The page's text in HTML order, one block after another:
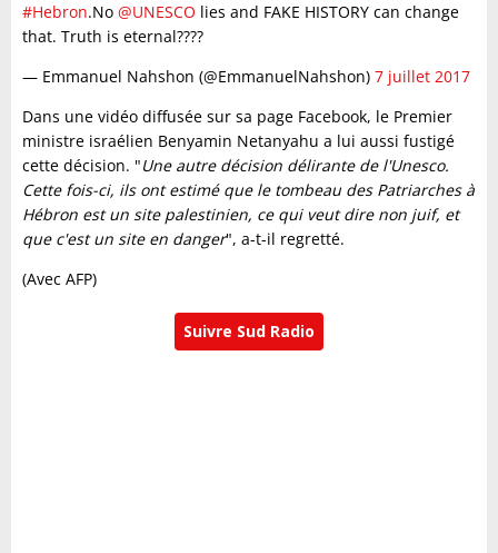
#Hebron.No @UNESCO lies and FAKE HISTORY can change
that. Truth is eternal????
— Emmanuel Nahshon (@EmmanuelNahshon) 7 juillet 2017
Dans une vidéo diffusée sur sa page Facebook, le Premier
ministre israélien Benyamin Netanyahu a lui aussi fustigé
cette décision. "Une autre décision délirante de l'Unesco.
Cette fois-ci, ils ont estimé que le tombeau des Patriarches à
Hébron est un site palestinien, ce qui veut dire non juif, et
que c'est un site en danger", a-t-il regretté.
(Avec AFP)
Suivre Sud Radio